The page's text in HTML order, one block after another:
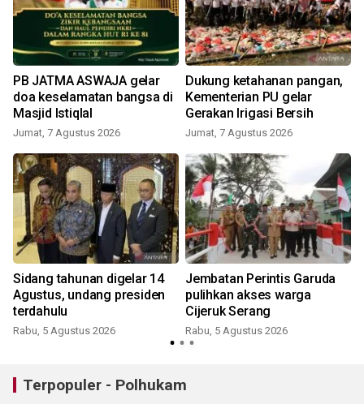
PB JATMA ASWAJA gelar
doa keselamatan bangsa di
Masjid Istiqlal
Jumat, 7 Agustus 2026
Dukung ketahanan pangan,
Kementerian PU gelar
Gerakan Irigasi Bersih
Jumat, 7 Agustus 2026
Sidang tahunan digelar 14
Agustus, undang presiden
terdahulu
Rabu, 5 Agustus 2026
Jembatan Perintis Garuda
pulihkan akses warga
Cijeruk Serang
Rabu, 5 Agustus 2026
Terpopuler - Polhukam